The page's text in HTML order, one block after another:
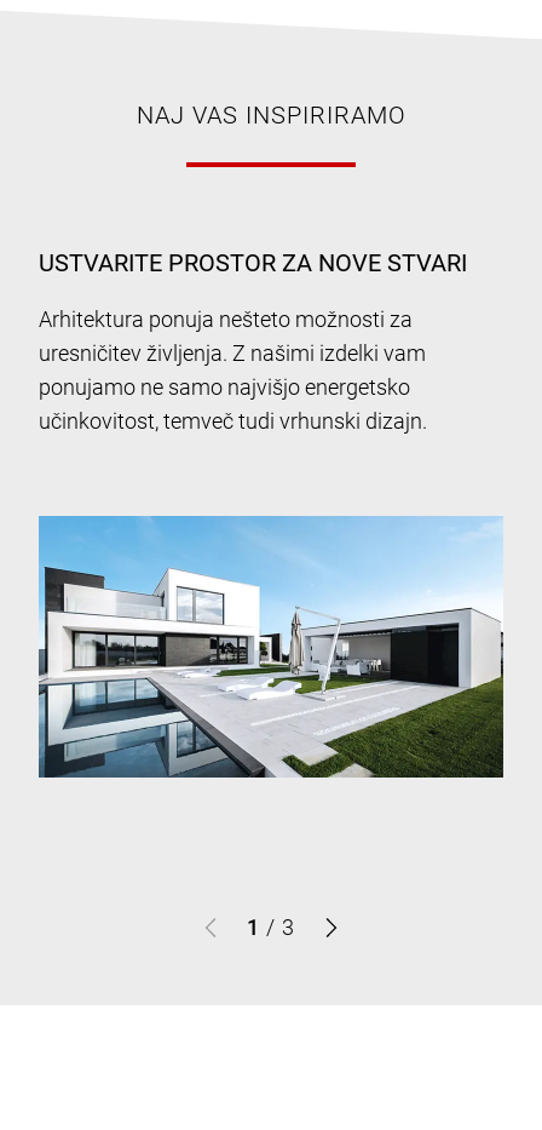
NAJ VAS INSPIRIRAMO
USTVARITE PROSTOR ZA NOVE STVARI
Arhitektura ponuja nešteto možnosti za
uresničitev življenja. Z našimi izdelki vam
ponujamo ne samo najvišjo energetsko
učinkovitost, temveč tudi vrhunski dizajn.
1 / 3